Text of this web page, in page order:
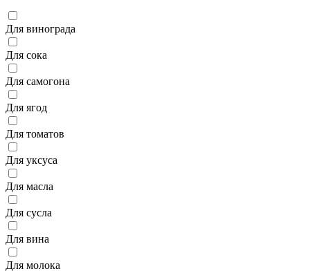
Для винограда
Для сока
Для самогона
Для ягод
Для томатов
Для уксуса
Для масла
Для сусла
Для вина
Для молока